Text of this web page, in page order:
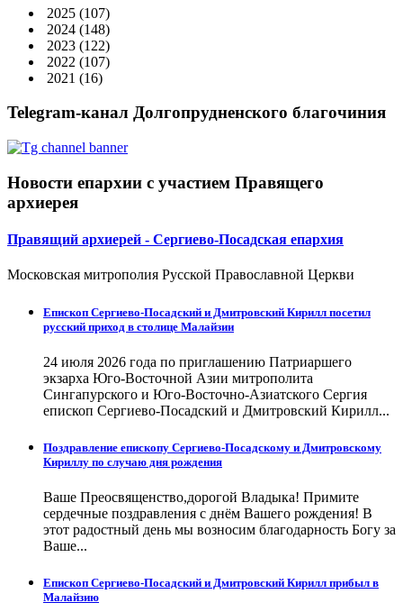
2025 (107)
2024 (148)
2023 (122)
2022 (107)
2021 (16)
Telegram-канал Долгопрудненского благочиния
Новости епархии с участием Правящего
архиерея
Правящий архиерей - Сергиево-Посадская епархия
Московская митрополия Русской Православной Церкви
Епископ Сергиево-Посадский и Дмитровский Кирилл посетил
русский приход в столице Малайзии
24 июля 2026 года по приглашению Патриаршего
экзарха Юго-Восточной Азии митрополита
Сингапурского и Юго-Восточно-Азиатского Сергия
епископ Сергиево-Посадский и Дмитровский Кирилл...
Поздравление епископу Сергиево-Посадскому и Дмитровскому
Кириллу по случаю дня рождения
Ваше Преосвященство,дорогой Владыка! Примите
сердечные поздравления с днём Вашего рождения! В
этот радостный день мы возносим благодарность Богу за
Ваше...
Епископ Сергиево-Посадский и Дмитровский Кирилл прибыл в
Малайзию